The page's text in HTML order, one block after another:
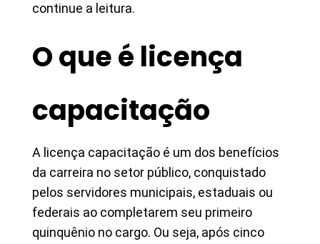
continue a leitura.
O que é licença
capacitação
A licença capacitação é um dos benefícios
da carreira no setor público, conquistado
pelos servidores municipais, estaduais ou
federais ao completarem seu primeiro
quinquênio no cargo. Ou seja, após cinco